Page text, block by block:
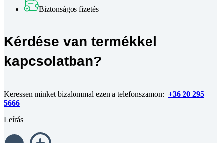
M8x30
mennyiség
Biztonságos fizetés
Kérdése van termékkel
kapcsolatban?
Keressen minket bizalommal ezen a telefonszámon: +36 20 295
5666
Leírás